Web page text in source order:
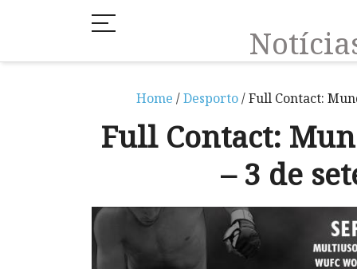
Home /Desporto/ Full Contact:
Full Contact:
– 3 de